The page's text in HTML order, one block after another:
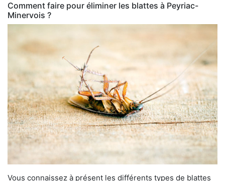
Comment faire pour éliminer les blattes à Peyriac-
Minervois ?
Vous connaissez à présent les différents types de blattes